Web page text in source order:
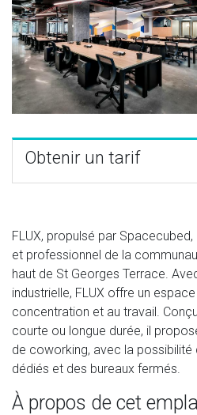
Obtenir un tarif
FLUX, propulsé par
et professionnel de la
haut de St Georges Terrace.
industrielle, FLUX offre un
concentration et au travail.
courte ou longue durée, il
de coworking, avec la possibilité
dédiés et des bureaux fermés.
À propos de cet